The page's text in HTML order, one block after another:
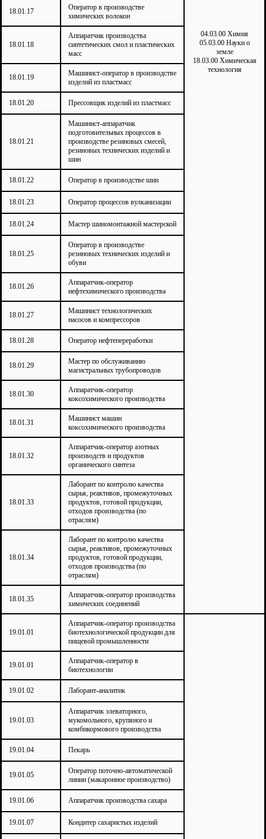
04.03.00 Химия
05.03.00 Науки о
земле
18.03.00 Химическая
технология
18.01.17
Оператор в производстве
химических волокон
18.01.18
Аппаратчик производства
синтетических смол и пластических
масс
18.01.19
Машинист-оператор в производстве
изделий из пластмасс
18.01.20 Прессовщик изделий из пластмасс
18.01.21
Машинист-аппаратчик
подготовительных процессов в
производстве резиновых смесей,
резиновых технических изделий и
шин
18.01.22 Оператор в производстве шин
18.01.23 Оператор процессов вулканизации
18.01.24 Мастер шиномонтажной мастерской
18.01.25
Оператор в производстве
резиновых технических изделий и
обуви
18.01.26
Аппаратчик-оператор
нефтехимического производства
18.01.27
Машинист технологических
насосов и компрессоров
18.01.28 Оператор нефтепереработки
18.01.29
Мастер по обслуживанию
магистральных трубопроводов
18.01.30
Аппаратчик-оператор
коксохимического производства
18.01.31
Машинист машин
коксохимического производства
18.01.32
Аппаратчик-оператор азотных
производств и продуктов
органического синтеза
18.01.33
Лаборант по контролю качества
сырья, реактивов, промежуточных
продуктов, готовой продукции,
отходов производства (по
отраслям)
18.01.34
Лаборант по контролю качества
сырья, реактивов, промежуточных
продуктов, готовой продукции,
отходов производства (по
отраслям)
18.01.35
Аппаратчик-оператор производства
химических соединений
19.01.01
Аппаратчик-оператор производства
биотехнологической продукции для
пищевой промышленности
19.01.01
Аппаратчик-оператор в
биотехнологии
19.01.02 Лаборант-аналитик
19.01.03
Аппаратчик элеваторного,
мукомольного, крупяного и
комбикормового производства
19.01.04 Пекарь
19.01.05
Оператор поточно-автоматической
линии (макаронное производство)
19.01.06 Аппаратчик производства сахара
19.01.07 Кондитер сахаристых изделий